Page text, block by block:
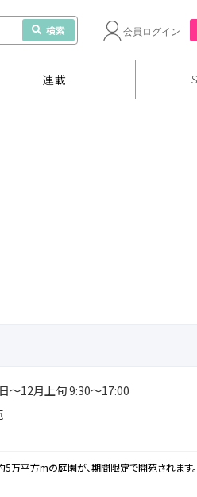
検索 会員ログイン
連載
～12月上旬 9:30～17:00
万平方mの庭園が、期間限定で開苑されます